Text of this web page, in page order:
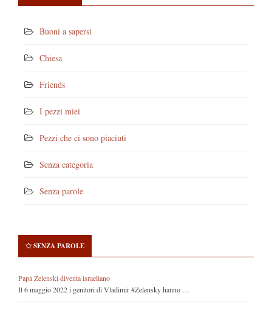
Buoni a sapersi
Chiesa
Friends
I pezzi miei
Pezzi che ci sono piaciuti
Senza categoria
Senza parole
SENZA PAROLE
Papà Zelenski diventa israeliano
Il 6 maggio 2022 i genitori di Vladimir #Zelensky hanno …